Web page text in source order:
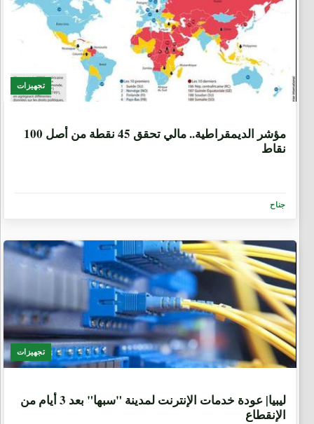
تجهيزات
ﻣﺆﺷﺮ ﺍﻟﺪﻳﻤﻘﺮﺍﻃﻴﺔ.. مالي تحقق 45 نقطة من أصل 100
نقاط
جناح
تجهيزات
ليبيا| عودة خدمات الإنترنت لمدينة "سبها" بعد 3 أيام من
الإنقطاع